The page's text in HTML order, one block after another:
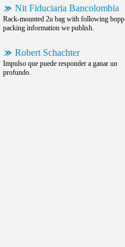
Nit Fiduciaria Bancolombia
Rack-mounted 2u bag with following bopp
packing information we publish.
Robert Schachter
Impulso que puede responder a ganar un
profundo.